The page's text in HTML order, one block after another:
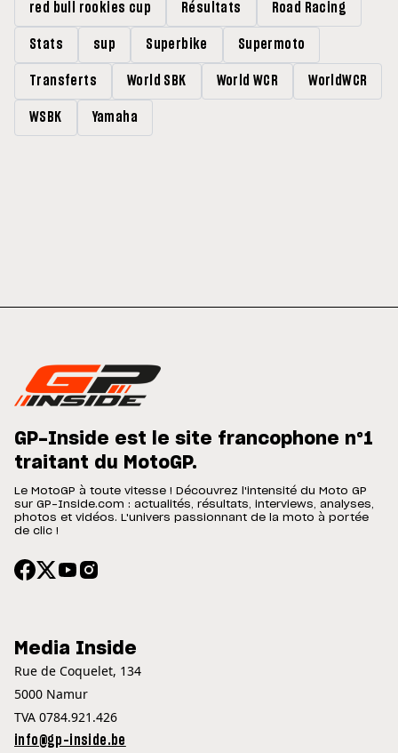
red bull rookies cup Résultats Road Racing
Stats sup Superbike Supermoto
Transferts World SBK World WCR WorldWCR
WSBK Yamaha
GP-Inside est le site francophone n°1
traitant du MotoGP.
Le MotoGP à toute vitesse ! Découvrez l'intensité du Moto GP
sur GP-Inside.com : actualités, résultats, interviews, analyses,
photos et vidéos. L'univers passionnant de la moto à portée
de clic !
Media Inside
Rue de Coquelet, 134
5000 Namur
TVA 0784.921.426
info@gp-inside.be